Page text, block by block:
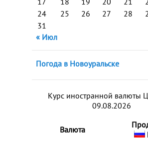
24
25 26 27 28
31
« Июл
Погода в Новоуральске
Курс иностранной валюты
09.08.2026
Валюта